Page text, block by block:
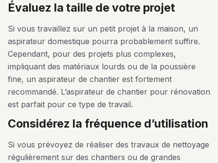
évaluez la taille de votre projet
Si vous travaillez sur un petit projet à la maison, un
aspirateur domestique pourra probablement suffire.
Cependant, pour des projets plus complexes,
impliquant des matériaux lourds ou de la poussière
fine, un aspirateur de chantier est fortement
recommandé. L’aspirateur de chantier pour rénovation
est parfait pour ce type de travail.
considérez la fréquence d’utilisation
Si vous prévoyez de réaliser des travaux de nettoyage
régulièrement sur des chantiers ou de grandes